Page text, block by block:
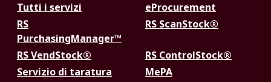
Tutti i servizi
eProcurement
RS
PurchasingManager™
RS ScanStock®
RS VendStock®
RS ControlStock®
Servizio di taratura
MePA